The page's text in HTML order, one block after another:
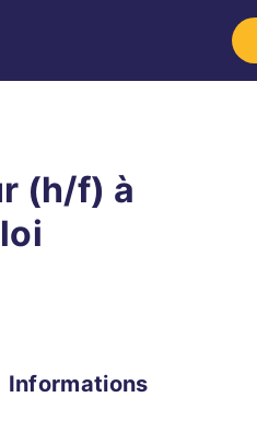
(h/f) à
Informations